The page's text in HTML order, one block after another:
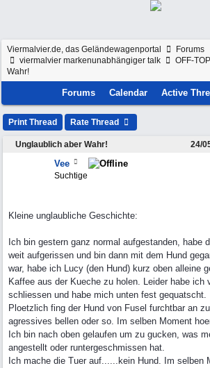
Viermalvier.de, das Geländewagenportal
Forums
viermalvier markenunabhängiger talk
OFF-
Wahr!
Forums Calendar Active
Print Thread Rate Thread
Unglaublich aber Wahr! 24/
Vee
Suchtige
Kleine unglaubliche Geschichte:
Ich bin gestern ganz normal aufgestanden, habe
weit aufgerissen und bin dann mit dem Hund
war, habe ich Lucy (den Hund) kurz oben alleine
Kaffee aus der Kueche zu holen. Leider habe ich
schliessen und habe mich unten fest gequatscht.
Ploetzlich fing der Hund von Fusel furchtbar an
agressives bellen oder so. Im selben Moment
Ich bin nach oben gelaufen um zu gucken, was
angestellt oder runtergeschmissen hat.
Ich mache die Tuer auf......kein Hund. Im selben